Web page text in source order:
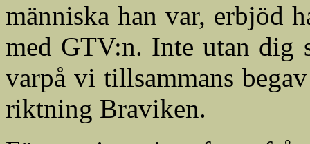
människa han var, erbjöd
med GTV:n. Inte utan dig
varpå vi tillsammans
riktning Braviken.